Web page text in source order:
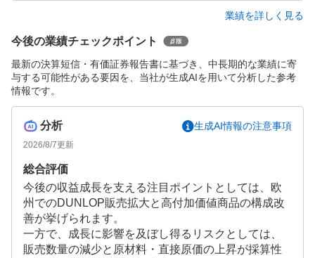
業績を詳しく見る
今後の業績チェックポイント
最新の決算短信・有価証券報告書に基づき、中長期的な業績に寄
与する可能性がある要因を、当社が生成AIを用いて分析した参考
情報です。
分析 生成AI情報の注意事項
2026/8/7更新
総合評価
今後の収益成長を支える注目ポイントとしては、欧
州でのDUNLOP販売拡大と高付加価値商品の構成改
善が挙げられます。
一方で、成長に影響を及ぼし得るリスクとしては、
販売数量の減少と原材料・直接原価の上昇が採算性